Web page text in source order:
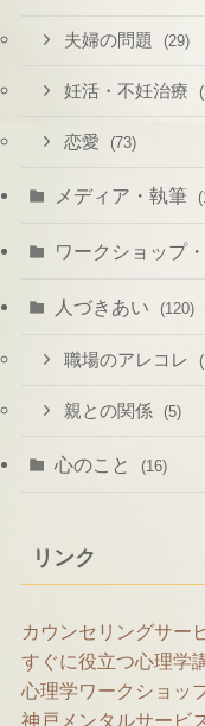
夫婦の問題 (29)
妊活・不妊治療
恋愛 (73)
メディア・執筆
ワークショップ
人づきあい (120)
職場のアレコレ
親との関係 (5)
心のこと (16)
リンク
カウンセリングサー
すぐに役立つ心理学
心理学ワークショッ
神戸メンタルサービ